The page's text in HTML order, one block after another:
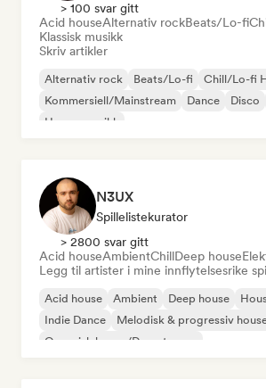
> 100 svar gitt
Acid houseAlternativ rockBeats/Lo-fi
Klassisk musikk
Skriv artikler
Alternativ rock Beats/Lo-fi
Chill/Lo-fi
Kommersiell/Mainstream
Dance Disco
House-musikk
N3UX
Spillelistekurator
> 2800 svar gitt
Acid houseAmbientChillDeep house
Legg til artister i mine innflytelsesrike
Acid house Ambient Deep house
Indie Dance
Melodisk & progressiv
Organisk house/Downtempo